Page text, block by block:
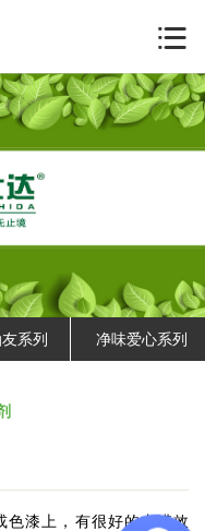
系列 净味爱心系列
色漆上，有很好的丰满效